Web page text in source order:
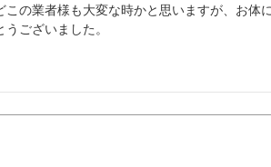
の業者様も大変な時かと思いますが、お体
ございました。